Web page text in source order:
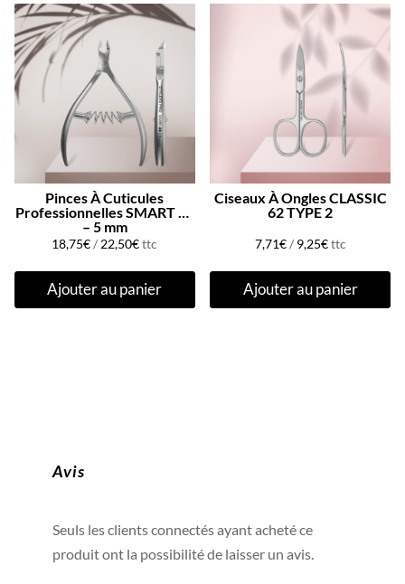
Pinces À Cuticules
Professionnelles SMART 30
– 5 mm
18,75€/ 22,50€ttc
Ajouter au panier
Ciseaux À Ongles CLASSIC
62 TYPE 2
7,71€/ 9,25€ttc
Ajouter au panier
Avis
Seuls les clients connectés ayant acheté ce
produit ont la possibilité de laisser un avis.